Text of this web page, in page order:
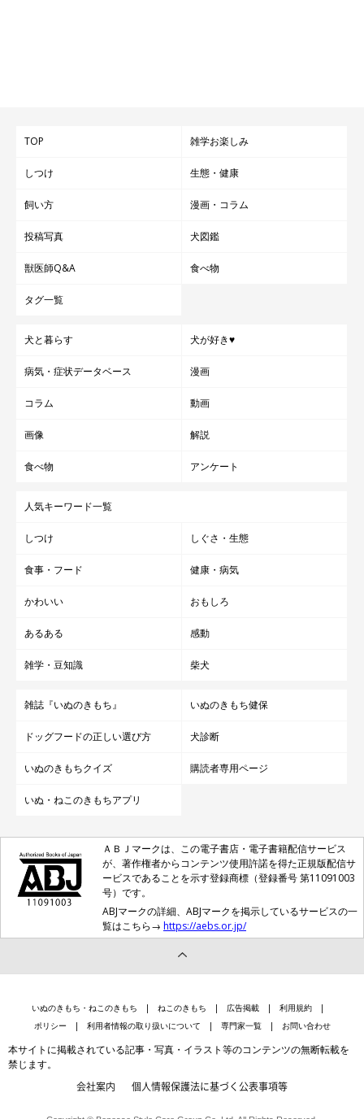
TOP 雑学お楽しみ
しつけ 生態・健康
飼い方 漫画・コラム
投稿写真 犬図鑑
獣医師Q&A 食べ物
タグ一覧
犬と暮らす 犬が好き♥
病気・症状データベース 漫画
コラム 動画
画像 解説
食べ物 アンケート
人気キーワード一覧
しつけ しぐさ・生態
食事・フード 健康・病気
かわいい おもしろ
あるある 感動
雑学・豆知識 柴犬
雑誌『いぬのきもち』 いぬのきもち健保
ドッグフードの正しい選び方 犬診断
いぬのきもちクイズ 購読者専用ページ
いぬ・ねこのきもちアプリ
ＡＢＪマークは、この電子書店・電子書籍配信サービス
が、著作権者からコンテンツ使用許諾を得た正規版配信サ
ービスであることを示す登録商標（登録番号 第11091003
号）です。
ABJマークの詳細、ABJマークを掲示しているサービスの一
覧はこちら→ https://aebs.or.jp/
いぬのきもち・ねこのきもち ねこのきもち 広告掲載
利用規約
ポリシー
利用者情報の取り扱いについて 専門家一覧 お問い合わせ
本サイトに掲載されている記事・写真・イラスト等のコンテンツの無断転載を
禁じます。
会社案内 個人情報保護法に基づく公表事項等